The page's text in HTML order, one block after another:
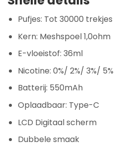
Pufjes: Tot 30000 trekjes
Kern: Meshspoel 1,0ohm
E-vloeistof: 36ml
Nicotine: 0%/ 2%/ 3%/ 5%
Batterij: 550mAh
Oplaadbaar: Type-C
LCD Digitaal scherm
Dubbele smaak